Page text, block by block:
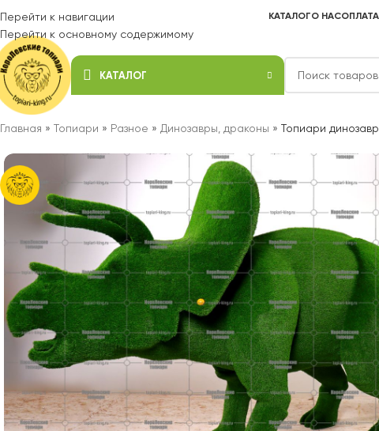
Перейти к навигации
Перейти к основному содержимому
КАТАЛОГО НАС
КАТАЛОГ
Главная » Топиари » Разное » Динозавры, драконы » Топиари